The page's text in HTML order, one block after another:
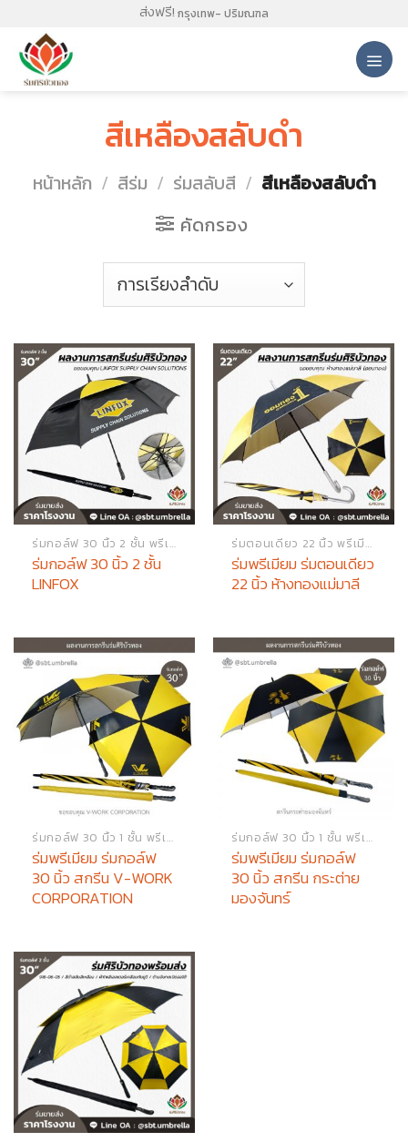
content
ส่งฟรี! กรุงเทพ- ปริมณฑล
สีเหลืองสลับดำ
หน้าหลัก / สีร่ม / ร่มสลับสี / สีเหลืองสลับดำ
คัดกรอง
ร่มกอล์ฟ 30 นิ้ว 2 ชั้น พรีเมียม
ร่มกอล์ฟ 30 นิ้ว 2 ชั้น
LINFOX
ร่มตอนเดียว 22 นิ้ว พรีเมียม
ร่มพรีเมียม ร่มตอนเดียว
22 นิ้ว ห้างทองแม่มาลี
ร่มกอล์ฟ 30 นิ้ว 1 ชั้น พรีเมียม
ร่มพรีเมียม ร่มกอล์ฟ
30 นิ้ว สกรีน V-WORK
CORPORATION
ร่มกอล์ฟ 30 นิ้ว 1 ชั้น พรีเมียม
ร่มพรีเมียม ร่มกอล์ฟ
30 นิ้ว สกรีน กระต่าย
มองจันทร์